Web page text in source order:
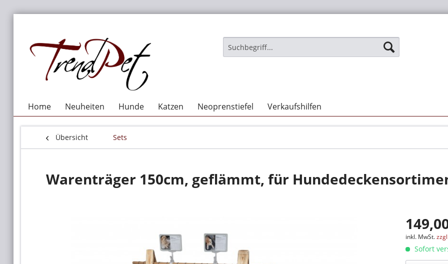
Home Neuheiten Hunde Katzen Neoprenstiefel Verkaufshilfen
Übersicht Sets
Warenträger 150cm, geflämmt, für
inkl. MwSt.
Sofort